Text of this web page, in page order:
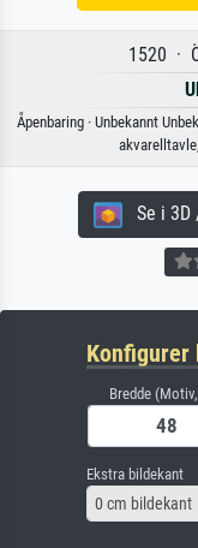
1520 ·
Åpenbaring · Unbekannt
Se i 3D
Bredde
Ekstra bildekant
0 cm bildekant